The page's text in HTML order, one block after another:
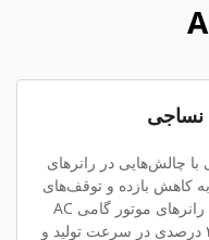
نساجی
چالش‌هایی در رانرهای
کاهش بازده و توقف‌های
غیر برنامه‌ریزی‌شده می‌شد. با ادغام رانرهای موتور گامی AC
شرکت گلدبل، این شرکت افزایش ۳۰ درصدی در سرعت تولید و